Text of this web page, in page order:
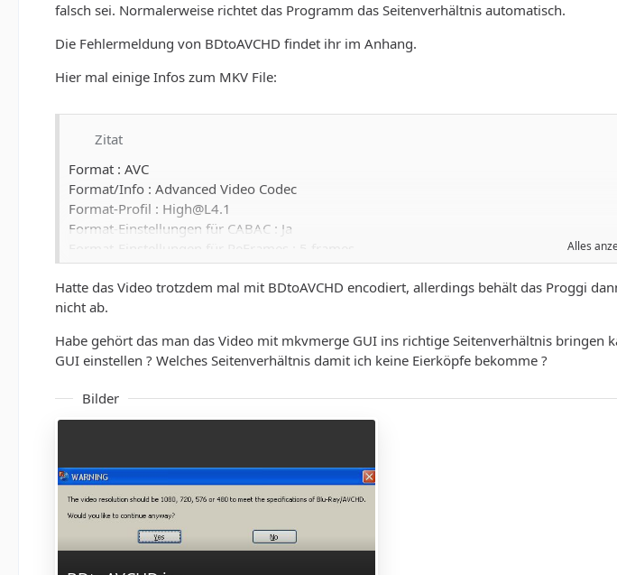
falsch sei. Normalerweise richtet das Programm das Seitenverhältnis automatisch.
Die Fehlermeldung von BDtoAVCHD findet ihr im Anhang.
Hier mal einige Infos zum MKV File:
Zitat
Format : AVC
Format/Info : Advanced Video Codec
Format-Profil : High@L4.1
Format-Einstellungen für CABAC : Ja
Codec-ID : V_MPEG4/ISO/AVC
Dauer : 1h 30min
Bitrate : 11,3 Mbps
Höhe : 816 Pixel
Bildseitenverhältnis : 2,35:1
ColorSpace : YUV
Scantyp : progressiv
Bits/(Pixel*Frame) : 0.301
Stream-Größe : 7,12 GiB (88%)
Alles
Hatte das Video trotzdem mal mit BDtoAVCHD encodiert, allerdings behält das Proggi
nicht ab.
Habe gehört das man das Video mit mkvmerge GUI ins richtige Seitenverhältnis
GUI einstellen ? Welches Seitenverhältnis damit ich keine Eierköpfe bekomme ?
Bilder